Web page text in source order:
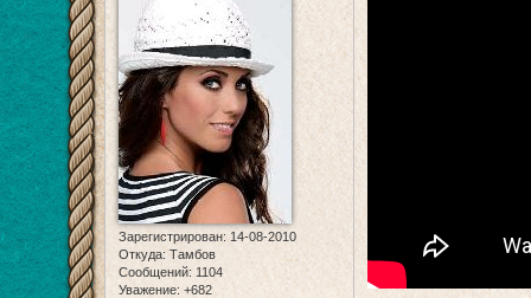
Зарегистрирован: 14-08-2010
Откуда: Тамбов
Сообщений: 1104
Уважение: +682